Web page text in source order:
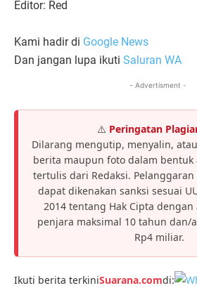
Editor: Red
Kami hadir di Google News
Dan jangan lupa ikuti Saluran WA
- Advertisment -
⚠️ Peringatan
Dilarang mengutip, menyalin,
berita maupun foto dalam
tertulis dari Redaksi.
dapat dikenakan sanksi sesuai
2014 tentang Hak Cipta
penjara maksimal 10 tahun dan/
Rp4 miliar.
Ikuti berita terkiniSuarana.comdi: